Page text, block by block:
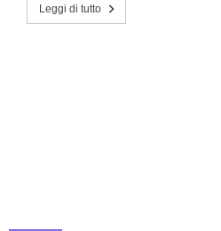
Leggi di tutto